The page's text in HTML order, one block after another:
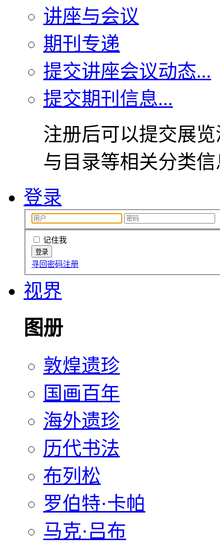
讲座与会议
期刊专递
提交讲座会议动态...
提交期刊信息...
注册后可以提交展
与目录等相关分类
登录
记住我
寻回密码注册
视界
图册
敦煌遗珍
国画百年
海外遗珍
历代书法
布列松
罗伯特·卡帕
马克·吕布